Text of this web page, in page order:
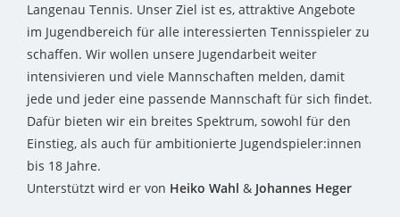
Langenau Tennis. Unser Ziel ist es, attraktive Angebote
im Jugendbereich für alle interessierten Tennisspieler zu
schaffen. Wir wollen unsere Jugendarbeit weiter
intensivieren und viele Mannschaften melden, damit
jede und jeder eine passende Mannschaft für sich findet.
Dafür bieten wir ein breites Spektrum, sowohl für den
Einstieg, als auch für ambitionierte Jugendspieler:innen
bis 18 Jahre.
Unterstützt wird er von Heiko Wahl & Johannes Heger